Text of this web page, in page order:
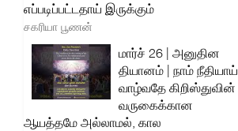
எப்படிப்பட்டதாய் இருக்கும்
சகரியா பூணன்
மார்ச் 26 | அனுதின
தியானம் | நாம் நீதியாய்
வாழ்வதே கிறிஸ்துவின்
வருகைக்கான
ஆயத்தமே அல்லாமல், கால